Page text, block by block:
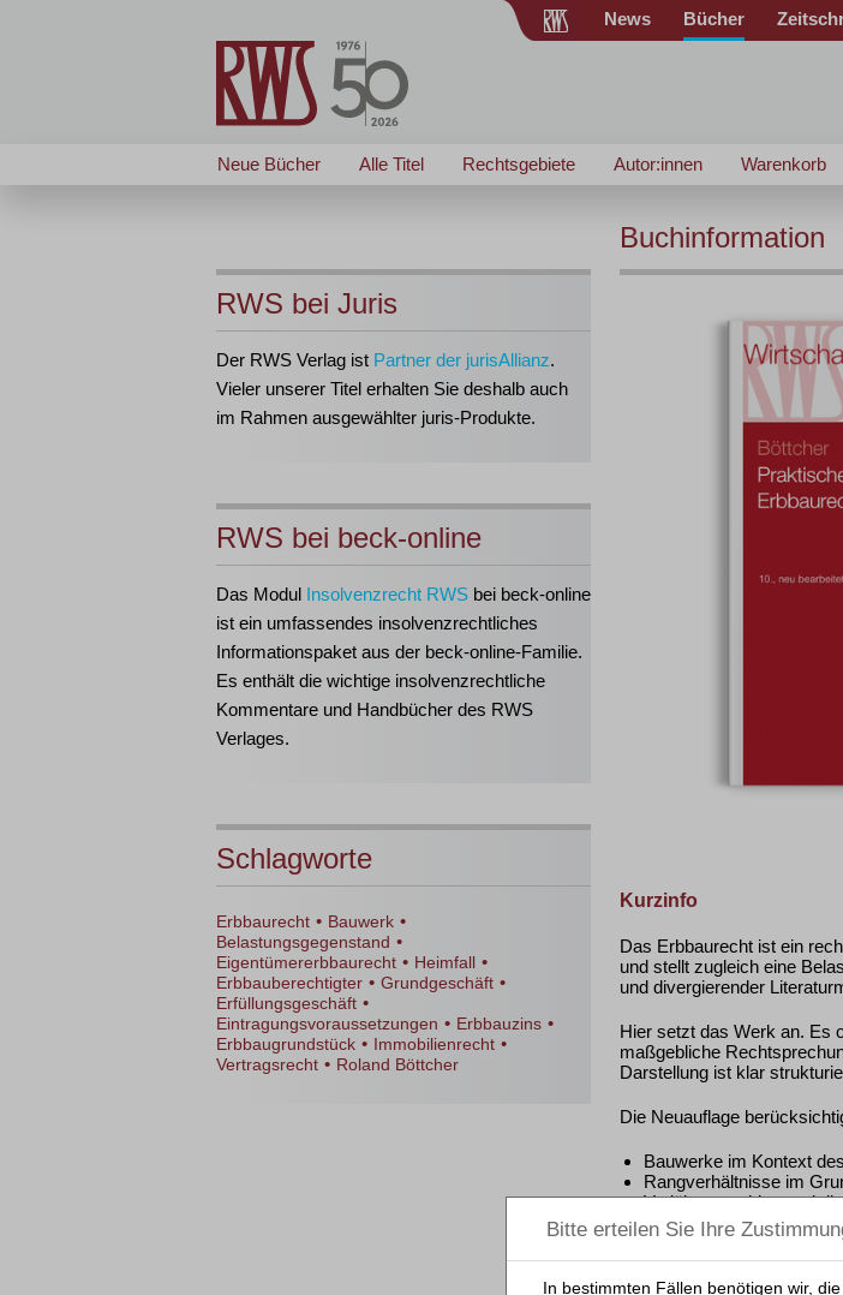
News Bücher
Neue Bücher Alle Titel Rechtsgebiete Autor:innen Warenkorb
RWS bei Juris
Der RWS Verlag ist Partner der jurisAllianz.
Vieler unserer Titel erhalten Sie deshalb auch
im Rahmen ausgewählter juris-Produkte.
RWS bei beck-online
Das Modul Insolvenzrecht RWS bei beck-online
ist ein umfassendes insolvenzrechtliches
Informationspaket aus der beck-online-Familie.
Es enthält die wichtige insolvenzrechtliche
Kommentare und Handbücher des RWS
Verlages.
Schlagworte
Erbbaurecht • Bauwerk •
Belastungsgegenstand •
Eigentümererbbaurecht • Heimfall •
Erbbauberechtigter • Grundgeschäft •
Erfüllungsgeschäft •
Eintragungsvoraussetzungen • Erbbauzins •
Erbbaugrundstück • Immobilienrecht •
Vertragsrecht • Roland Böttcher
Buchinformation
Kurzinfo
Das Erbbaurecht ist ein
und stellt zugleich eine
und divergierender
Hier setzt das Werk an. Es
maßgebliche
Darstellung ist klar
Die Neuauflage
Bauwerke im Kontext
Rangverhältnisse im
Verjährung
Voraussetzungen und
Rechtsfragen bei der
Beendigung und
Wohnungserbbaurechte